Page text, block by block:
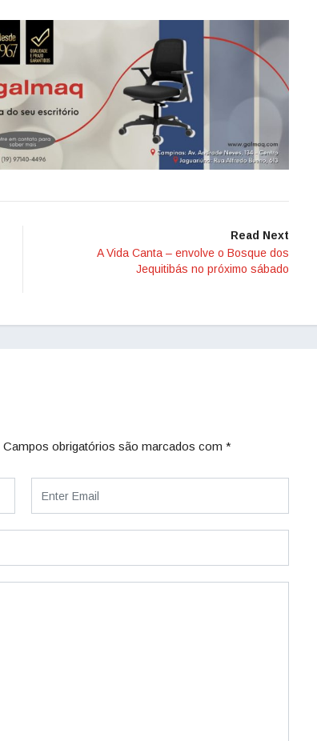
Read Next
A Vida Canta – envolve o Bosque dos
Jequitibás no próximo sábado
Campos obrigatórios são marcados com *